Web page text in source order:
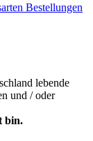
Bestellungen
lebende
und / oder
bin.